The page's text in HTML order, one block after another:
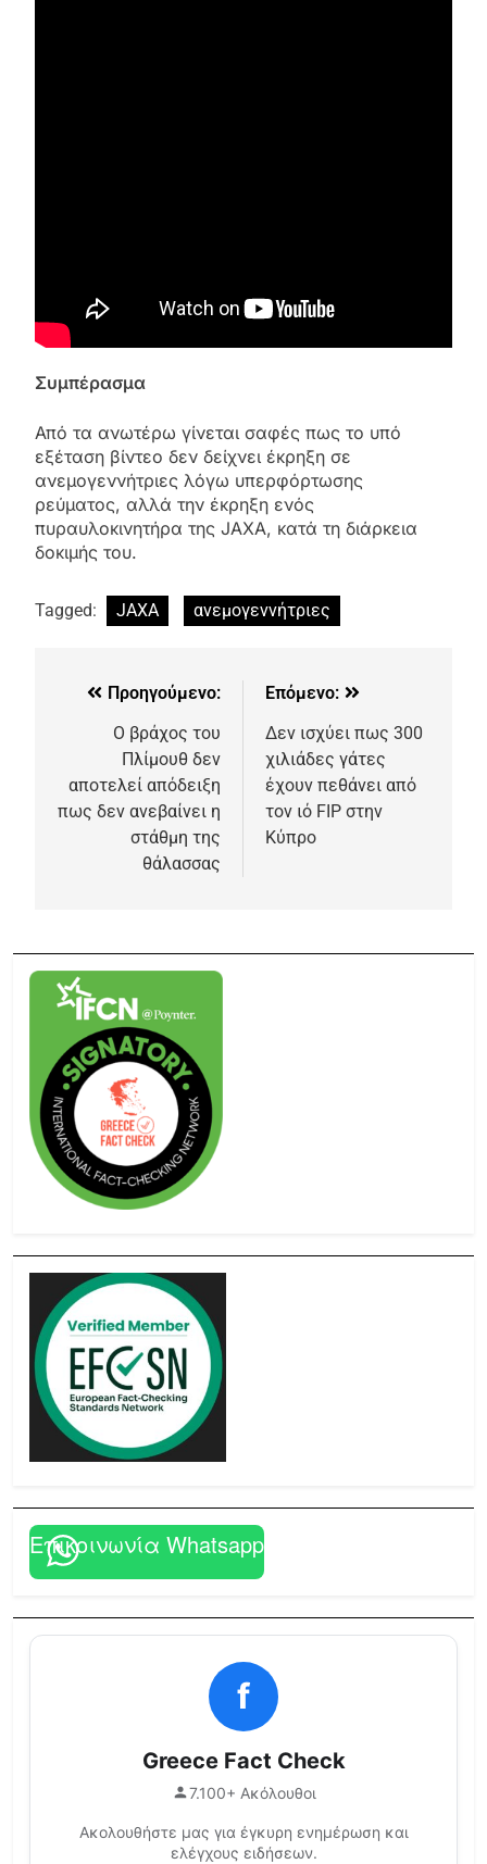
Συμπέρασμα
Από τα ανωτέρω γίνεται σαφές πως το υπό
εξέταση βίντεο δεν δείχνει έκρηξη σε
ανεμογεννήτριες λόγω υπερφόρτωσης
ρεύματος, αλλά την έκρηξη ενός
πυραυλοκινητήρα της JAXA, κατά τη διάρκεια
δοκιμής του.
Tagged: JAXA ανεμογεννήτριες
Προηγούμενο:
Ο βράχος του
Πλίμουθ δεν
αποτελεί απόδειξη
πως δεν ανεβαίνει η
στάθμη της
θάλασσας
Επόμενο:
Δεν ισχύει πως 300
χιλιάδες γάτες
έχουν πεθάνει από
τον ιό FIP στην
Κύπρο
Επικοινωνία Whatsapp
f
Greece Fact Check
7.100+ Ακόλουθοι
Ακολουθήστε μας για έγκυρη ενημέρωση και
ελέγχους ειδήσεων.